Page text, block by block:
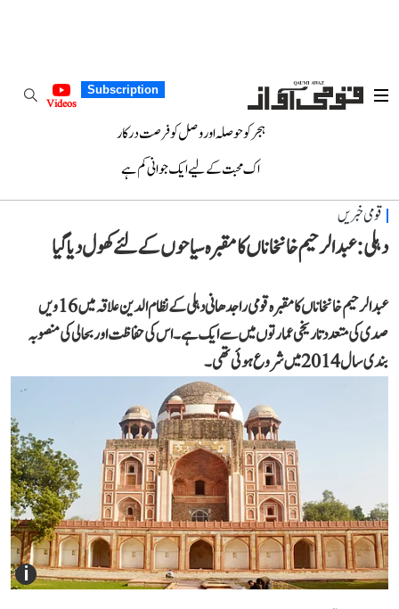
Subscription
Videos
ہجر کو حوصلہ اور وصل کو فرصت درکار
اک محبت کے لیے ایک جوانی کم ہے
قومی خبریں
دہلی: عبدالرحیم خانخاناں کا مقبرہ سیاحوں کے لئے کھول دیا گیا
عبدالرحیم خانخاناں کا مقبرہ قومی راجدھانی دہلی کے نظام الدین علاقہ میں 16 ویں
صدی کی متعدد تاریخی عمارتوں میں سے ایک ہے۔ اس کی حفاظت اور بحالی کی منصوبہ
بندی سال 2014 میں شروع ہوئی تھی۔
i